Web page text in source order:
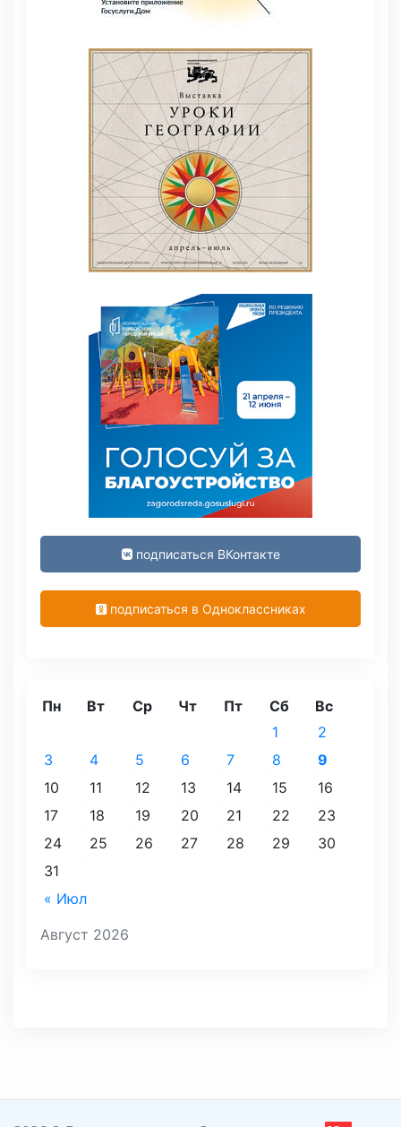
подписаться ВКонтакте
подписаться в Одноклассниках
Август 2026
Пн Вт Ср Чт Пт Сб Вс
« Июл
1
2
3
4 5 6 7 8
9
10
11 12 13 14 15
16
17
18 19 20 21 22
23
24
25 26 27 28 29
30
31